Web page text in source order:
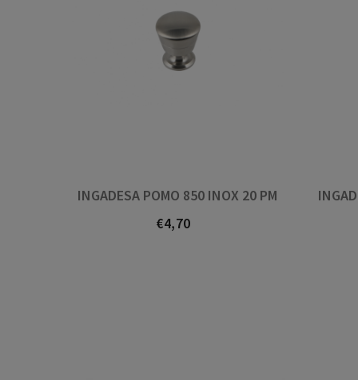
INGADESA POMO 850 INOX 20 PM
Prezo
€4,70